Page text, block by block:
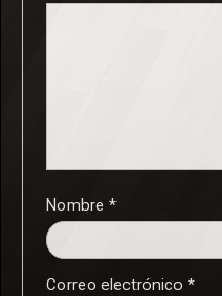
Nombre *
Correo electrónico *